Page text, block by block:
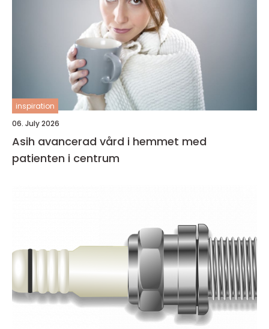
inspiration
06. July 2026
Asih avancerad vård i hemmet med
patienten i centrum